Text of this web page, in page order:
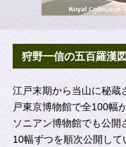
狩野一信の五百羅漢図
江戸末期から当山に秘蔵
戸東京博物館で全100幅
ソニアン博物館でも公開
10幅ずつを順次公開して